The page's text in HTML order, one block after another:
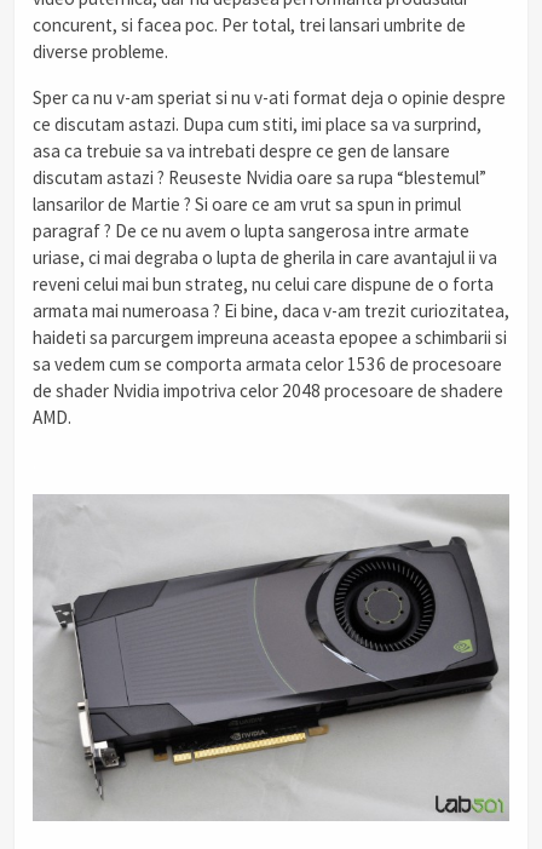
concurent, si facea poc. Per total, trei lansari umbrite de
diverse probleme.
Sper ca nu v-am speriat si nu v-ati format deja o opinie despre
ce discutam astazi. Dupa cum stiti, imi place sa va surprind,
asa ca trebuie sa va intrebati despre ce gen de lansare
discutam astazi ? Reuseste Nvidia oare sa rupa “blestemul”
lansarilor de Martie ? Si oare ce am vrut sa spun in primul
paragraf ? De ce nu avem o lupta sangerosa intre armate
uriase, ci mai degraba o lupta de gherila in care avantajul ii va
reveni celui mai bun strateg, nu celui care dispune de o forta
armata mai numeroasa ? Ei bine, daca v-am trezit curiozitatea,
haideti sa parcurgem impreuna aceasta epopee a schimbarii si
sa vedem cum se comporta armata celor 1536 de procesoare
de shader Nvidia impotriva celor 2048 procesoare de shadere
AMD.